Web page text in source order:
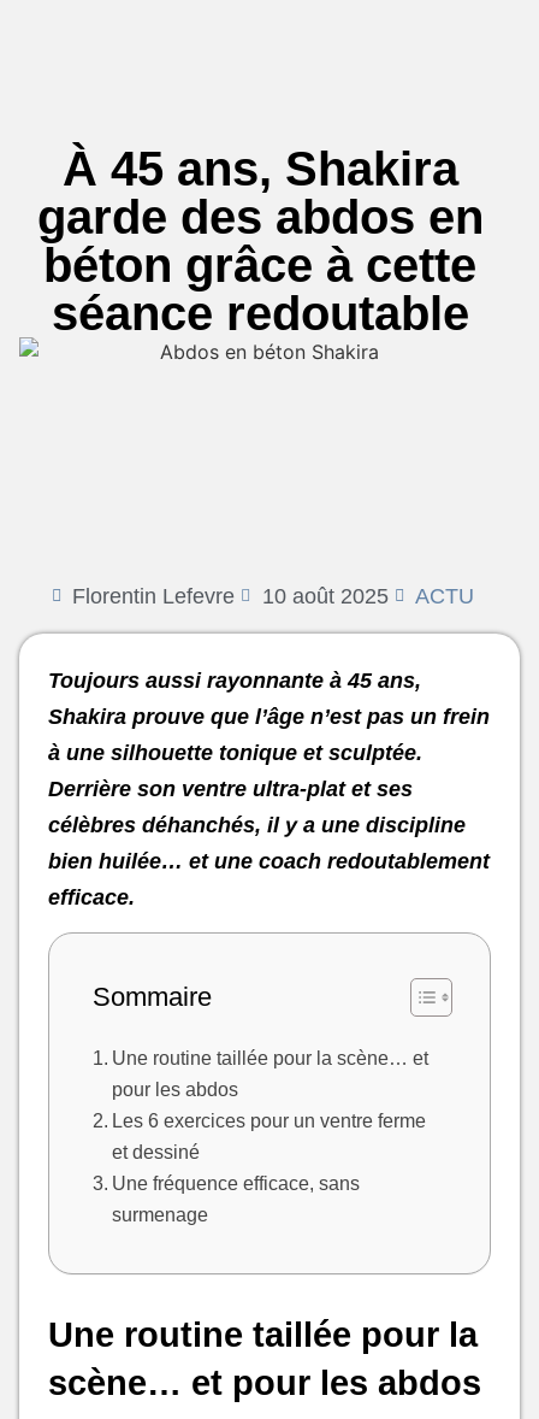
À 45 ans, Shakira
garde des abdos en
béton grâce à cette
séance redoutable
Florentin Lefevre 10 août 2025 ACTU
Toujours aussi rayonnante à 45 ans,
Shakira prouve que l’âge n’est pas un frein
à une silhouette tonique et sculptée.
Derrière son ventre ultra-plat et ses
célèbres déhanchés, il y a une discipline
bien huilée… et une coach redoutablement
efficace.
Sommaire
Une routine taillée pour la scène… et
pour les abdos
Les 6 exercices pour un ventre ferme
et dessiné
Une fréquence efficace, sans
surmenage
Une routine taillée pour la
scène… et pour les abdos